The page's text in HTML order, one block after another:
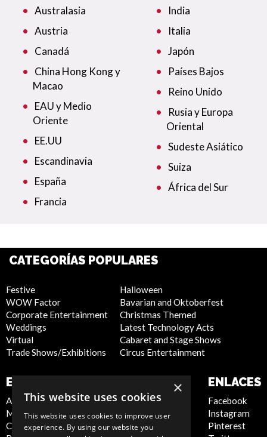
Australasia
Austria
Canadá
China Hong Kong y
Macao
EAU y Medio
Oriente
EE.UU
Escandinavia
España
Francia
India
Italia
Japón
Países Bajos
Reino Unido
Rusia y Europa
Oriental
Sudeste Asiático
Suiza
África del Sur
CATEGORÍAS POPULARES
Festive
WOW Factor
Corporate Entertainment
Weddings
Virtual
Trade Shows/Exhibitions
Halloween
Bavarian and Oktoberfest
Christmas Themed
Latest Technology Acts
Cabaret and Stage Shows
Circus Entertainment
EMPRESA
About Us
Meet the Team
Contact Us
SITIO WEB
Privacy Policy
Cookie Policy
Artist Sign Up
ENLACES
Facebook
Instagram
Pinterest
×
This website uses cookies
This website uses cookies to improve user
experience. By using our website you